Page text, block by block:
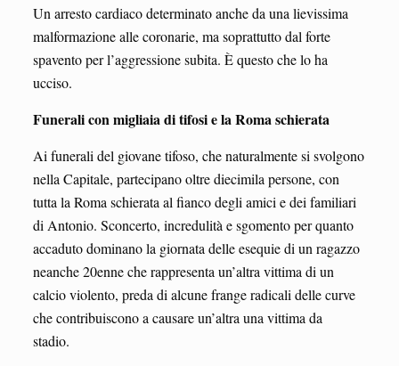
Un arresto cardiaco determinato anche da una lievissima
malformazione alle coronarie, ma soprattutto dal forte
spavento per l’aggressione subita. È questo che lo ha
ucciso.
Funerali con migliaia di tifosi e la Roma schierata
Ai funerali del giovane tifoso, che naturalmente si svolgono
nella Capitale, partecipano oltre diecimila persone, con
tutta la Roma schierata al fianco degli amici e dei familiari
di Antonio. Sconcerto, incredulità e sgomento per quanto
accaduto dominano la giornata delle esequie di un ragazzo
neanche 20enne che rappresenta un’altra vittima di un
calcio violento, preda di alcune frange radicali delle curve
che contribuiscono a causare un’altra una vittima da
stadio.